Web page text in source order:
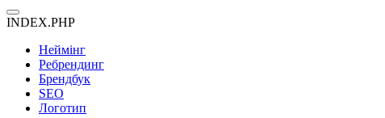
INDEX.PHP
Неймінг
Ребрендинг
Брендбук
SEO
Логотип